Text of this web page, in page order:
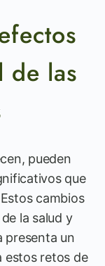
de las
pueden
que
cambios
la salud y
presenta un
estos retos de